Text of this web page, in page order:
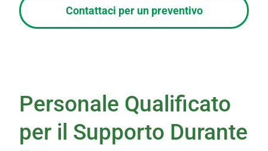
Contattaci per un preventivo
Personale Qualificato
per il Supporto Durante